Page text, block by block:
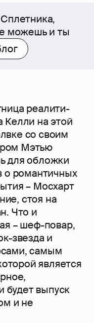
можешь и ты
реалити-
Келли на этой
со своим
Мэтью
для обложки
о романтичных
– Мосхарт
стоя на
Что и
– шеф-повар,
звезда и
самым
является
выпуск
и не